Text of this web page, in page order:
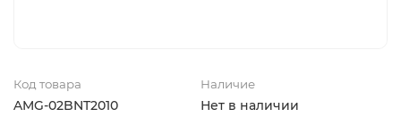
Код товара
AMG-02BNT2010
Наличие
Нет в наличии